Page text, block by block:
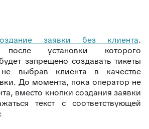
заявки без клиента.
после установки которого
запрещено создавать тикеты
выбрав клиента в качестве
До момента, пока оператор не
вместо кнопки создания заявки
текст с соответствующей